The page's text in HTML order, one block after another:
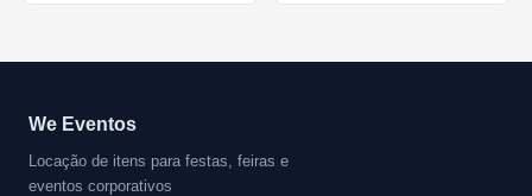
We Eventos
Locação de itens para festas, feiras e
eventos corporativos